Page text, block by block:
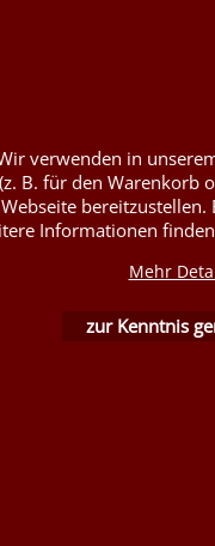
WebShop erstellt mit
verwenden in
B. für den Warenkorb
bereitzustellen.
Informationen
Mehr
zur Kenntnis